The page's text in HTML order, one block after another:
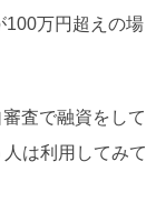
100万円超えの場
査で融資をして
は利用してみて